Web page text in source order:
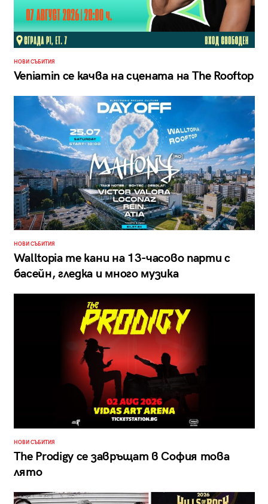
НОВИ СЪБИТИЯ
Veniamin се качва на сцената на The Rooftop
НОВИ СЪБИТИЯ
Walltopia те кани на 13-часово парти с
басейн, гледка и много музика
НОВИ СЪБИТИЯ
The Prodigy се завръщат в София това
лято